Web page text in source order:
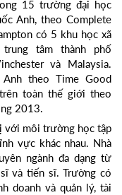
15 trường đại học
Anh, theo Complete
có 5 khu học xã
tâm thành phố
và Malaysia.
theo Time Good
toàn thế giới theo
2013.
với môi trường học tập
vực khác nhau. Nhà
ngành đa dạng từ
và tiến sĩ. Trường có
doanh và quản lý, tài